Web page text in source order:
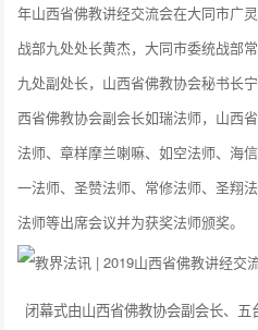
年山西省佛教讲经交流会在大同市广
战部九处处长黄杰，大同市委统战部
九处副处长，山西省佛教协会秘书长
西省佛教协会副会长如瑞法师，山西
法师、章样摩兰喇嘛、如空法师、海
一法师、圣赞法师、常修法师、圣翔
法师等出席会议并为获奖法师颁奖。
闭幕式由山西省佛教协会副会长、